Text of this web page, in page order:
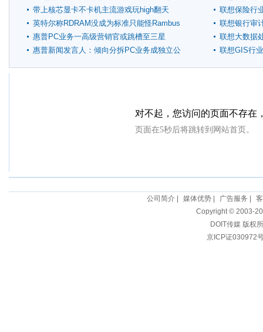
带上核芯显卡不卡机主流游戏玩high翻天
英特尔称RDRAM没成为标准只能怪Rambus
惠普PC业务一高级营销官或跳槽至三星
惠普新闻发言人：倾向分拆PC业务成独立公
联想保险行
联想银行审
联想大数据
联想GIS行
公司简介| 媒体优势| 广告服务
Copyright © 2003-
DOIT传媒 版权
京ICP证030972